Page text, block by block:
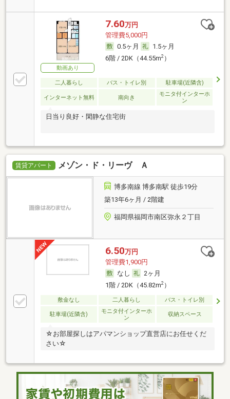
動画あり
7.60万円
管理費5,000円
0.5ヶ月
1.5ヶ月
6階 / 2DK（44.55m2）
二人暮らし バス・トイレ別 駐車場(近隣含)
インターネット無料 南向き
モニタ付インターホ
ン
日当り良好・閑静な住宅街
賃貸アパート メゾン・ド・リーヴ Ａ
博多南線 博多南駅 徒歩19分
築13年6ヶ月 / 2階建
福岡県福岡市南区弥永２丁目
6.50万円
管理費1,900円
なし
2ヶ月
1階 / 2DK（45.82m2）
敷金なし 二人暮らし バス・トイレ別
駐車場(近隣含)
モニタ付インターホ
ン
収納スペース
☆お部屋探しはアパマンショップ直営店にお任せくだ
さい☆